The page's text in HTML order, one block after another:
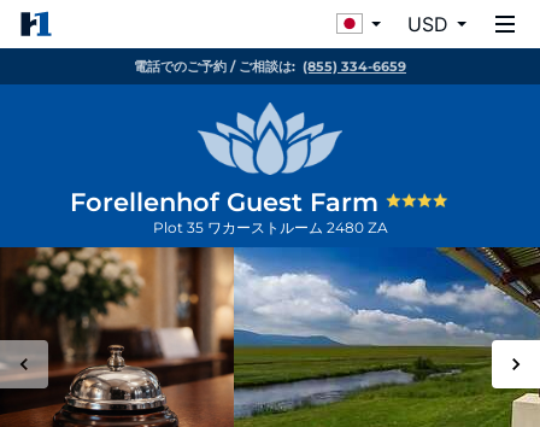
USD
電話でのご予約 / ご相談は: (855) 334-6659
Forellenhof Guest Farm
Plot 35 ワカーストルーム 2480 ZA